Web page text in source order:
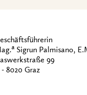
a Sigrun Palmisano,
99
8020 Graz